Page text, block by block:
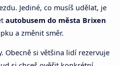
Jediné, co musíš udělat, je
autobusem do města Brixen
a změnit směr.
Obecně si většina lidí rezervuje